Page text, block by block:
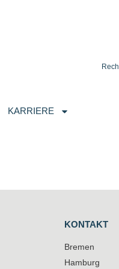
KARRIERE
KONTAKT
Bremen
Hamburg